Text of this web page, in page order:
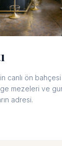
canlı ön
mezeleri ve
adresi.